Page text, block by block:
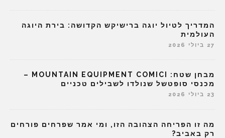
המדריך לטיול יוגה ברישיקש הקדושה: בירת היוגה
העולמית
27 ביולי 2026
מבחן שטח: MOUNTAIN EQUIPMENT COMICI –
מכנסי סופטשל שנולדו לשבילים טכניים
23 ביולי 2026
מה זו הפריחה הצהובה הזו, ומי אמר שפרחים פורחים
רק באביב?